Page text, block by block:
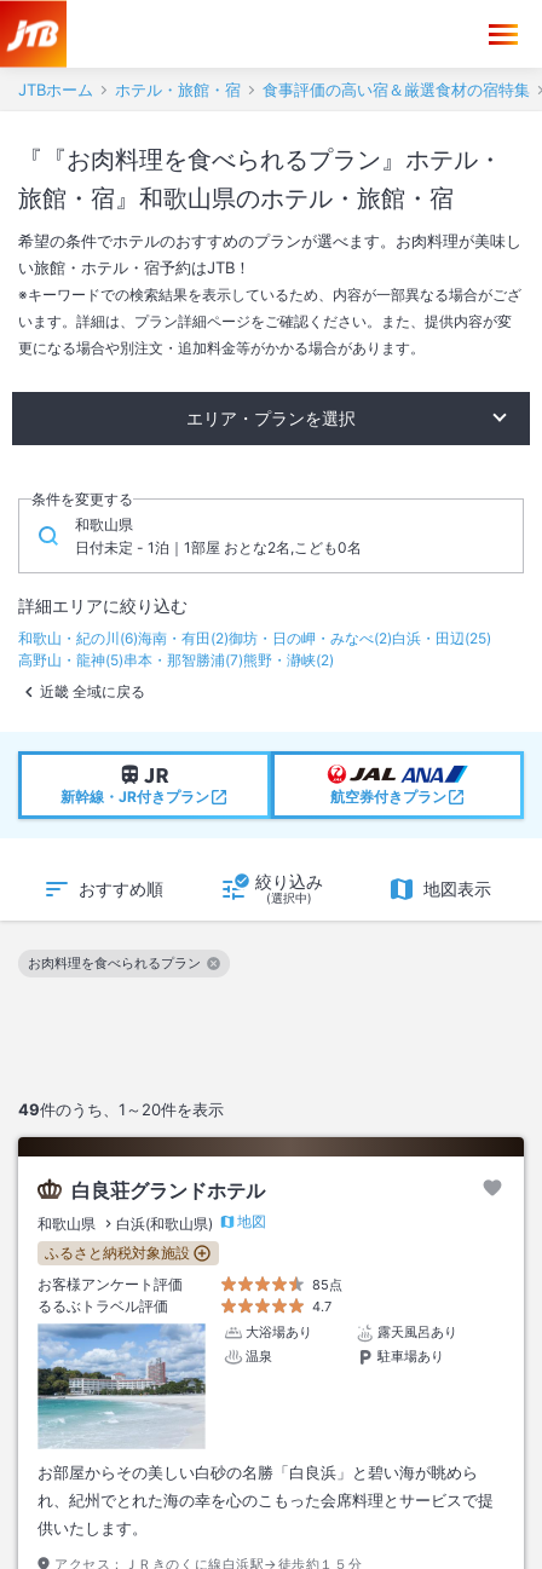
JTBホーム ホテル・旅館・宿 食事評価の高い宿＆厳選食材の宿特集
『『お肉料理を食べられるプラン』ホテル・
旅館・宿』和歌山県のホテル・旅館・宿
希望の条件でホテルのおすすめのプランが選べます。お肉料理が美味し
い旅館・ホテル・宿予約はJTB！
※キーワードでの検索結果を表示しているため、内容が一部異なる場合がござ
います。詳細は、プラン詳細ページをご確認ください。また、提供内容が変
更になる場合や別注文・追加料金等がかかる場合があります。
エリア・プランを選択
条件を変更する
和歌山県
日付未定 - 1泊｜1部屋 おとな2名,こども0名
詳細エリアに絞り込む
和歌山・紀の川 (6)海南・有田 (2)御坊・日の岬・みなべ(2)白浜・田辺(25)
高野山・龍神(5)串本・那智勝浦(7)熊野・瀞峡(2)
近畿 全域に戻る
新幹線・JR付きプラン 航空券付きプラン
おすすめ順 絞り込み
(選択中) 地図表示
49件のうち、 1～20件を表示
お肉料理を食べられるプラン
この絞り込み条件を解除
白良荘グランドホテル
和歌山県 白浜(和歌山県)
地図
ふるさと納税対象施設
お客様アンケート評価
85点
るるぶトラベル評価
4.7
大浴場あり
露天風呂あり
温泉
駐車場あり
お部屋からその美しい白砂の名勝「白良浜」と碧い海が眺めら
れ、紀州でとれた海の幸を心のこもった会席料理とサービスで提
供いたします。
アクセス： ＪＲきのくに線白浜駅→徒歩約１５分